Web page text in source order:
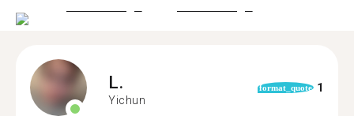
L.
Yichun
format_quote 1